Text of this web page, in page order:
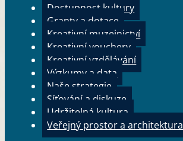
Dostupnost kultury
Granty a dotace
Kreativní muzejnictví
Kreativní vouchery
Kreativní vzdělávání
Výzkumy a data
Naše strategie
Síťování a diskuze
Udržitelná kultura
Veřejný prostor a architektura